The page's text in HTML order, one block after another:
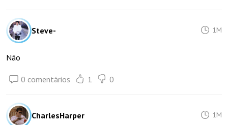
Steve- 1M
Não
0 comentários 1 0
CharlesHarper 1M